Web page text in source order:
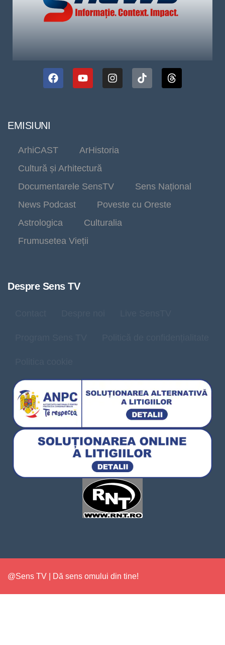
EMISIUNI
ArhiCAST
ArHistoria
Cultură și Arhitectură
Documentarele SensTV
Sens Național
News Podcast
Poveste cu Oreste
Astrologica
Culturalia
Frumusetea Vieții
Despre Sens TV
@Sens TV | Dă sens omului din tine!